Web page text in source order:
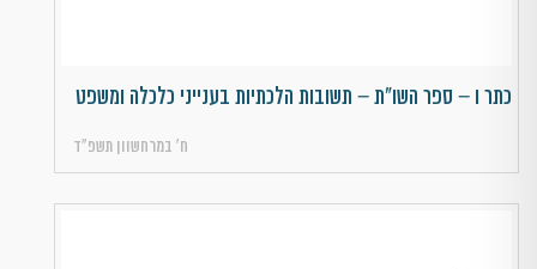
כתר ו – ספר השו"ת – תשובות הלכתיות בענייני כלכלה ומשפט
ח׳ במרחשוון תשפ״ד